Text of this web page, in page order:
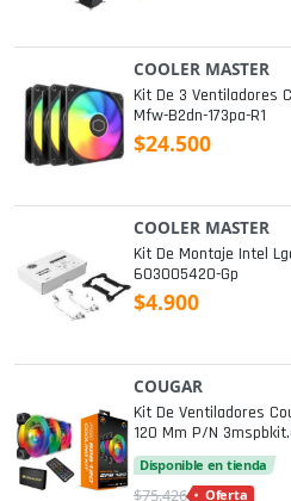
COOLER MASTER
Kit De 3 Ventiladores
Mfw-B2dn-173pa-R1
$24.500
COOLER MASTER
Kit De Montaje Intel
603005420-Gp
$4.900
COUGAR
Kit De Ventiladores
120 Mm P/n
Disponible en tienda
$75.426 Oferta